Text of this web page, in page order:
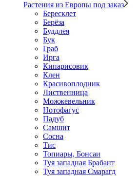
Растения из Европы под заказ
Бересклет
Берёза
Буддлея
Бук
Граб
Ирга
Кипарисовик
Клен
Красивоплодник
Лиственница
Можжевельник
Нотофагус
Падуб
Самшит
Сосна
Тис
Топиары, Бонсаи
Туя западная Брабант
Туя западная Смарагд